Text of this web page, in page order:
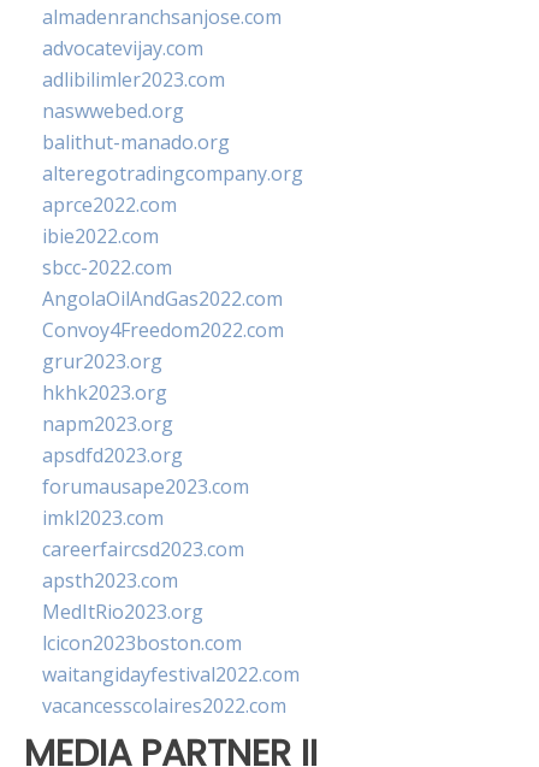
almadenranchsanjose.com
advocatevijay.com
adlibilimler2023.com
naswwebed.org
balithut-manado.org
alteregotradingcompany.org
aprce2022.com
ibie2022.com
sbcc-2022.com
AngolaOilAndGas2022.com
Convoy4Freedom2022.com
grur2023.org
hkhk2023.org
napm2023.org
apsdfd2023.org
forumausape2023.com
imkl2023.com
careerfaircsd2023.com
apsth2023.com
MedItRio2023.org
lcicon2023boston.com
waitangidayfestival2022.com
vacancesscolaires2022.com
MEDIA PARTNER II